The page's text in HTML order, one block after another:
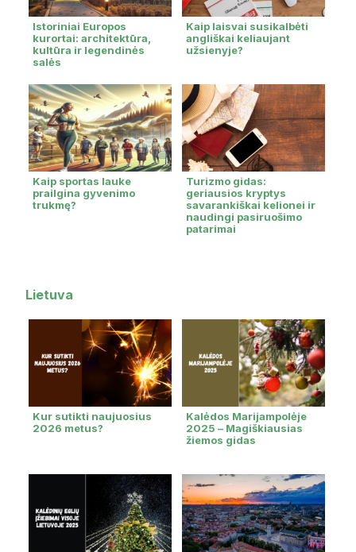
Istoriniai Europos
kurortai: architektūra,
kultūra ir legendinės
salės
Kaip laisvai susikalbėti
angliškai keliaujant
užsienyje?
Kaip sportas lauke
prailgina gyvenimo
trukmę?
Turizmo gidas:
geriausios kryptys
savarankiškai kelionei ir
naudingi pasiruošimo
patarimai
Lietuva
Kur sutikti naujuosius
2026 metus?
Kalėdos Marijampolėje
2025 – Magiškiausias
žiemos gidas